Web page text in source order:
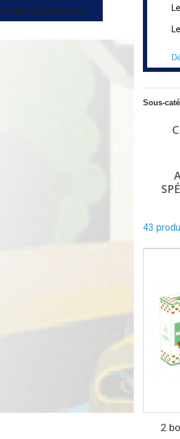
Toutes les promotions
Sous-
43
2